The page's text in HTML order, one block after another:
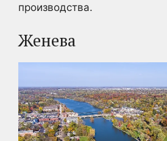
производства.
Женева